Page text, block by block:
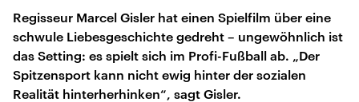
Regisseur Marcel Gisler hat einen Spielfilm über eine
schwule Liebesgeschichte gedreht – ungewöhnlich ist
das Setting: es spielt sich im Profi-Fußball ab. „Der
Spitzensport kann nicht ewig hinter der sozialen
Realität hinterherhinken“, sagt Gisler.